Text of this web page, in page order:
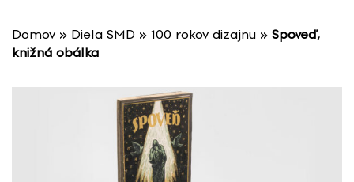
Domov » Diela SMD » 100 rokov dizajnu » Spoveď,
knižná obálka